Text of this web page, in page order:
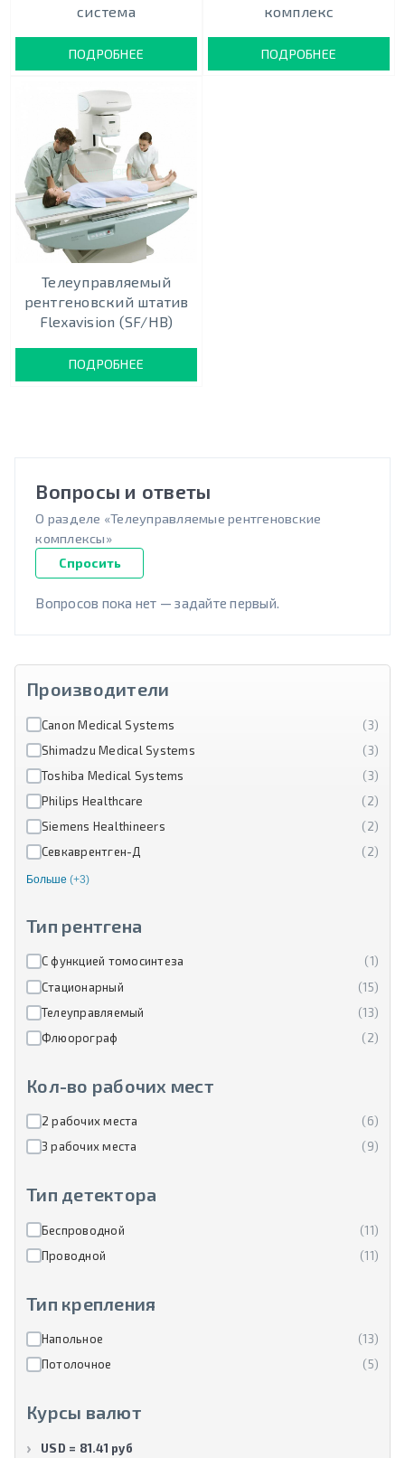
система
ПОДРОБНЕЕ
комплекс
ПОДРОБНЕЕ
Телеуправляемый
рентгеновский штатив
Flexavision (SF/HB)
ПОДРОБНЕЕ
Производители
Canon Medical Systems
(3)
Shimadzu Medical Systems
(3)
Toshiba Medical Systems
(3)
Philips Healthcare
(2)
Siemens Healthineers
(2)
Севкаврентген-Д
(2)
Больше (+3)
Тип рентгена
С функцией томосинтеза
(1)
Стационарный
(15)
Телеуправляемый
(13)
Флюорограф
(2)
Кол-во рабочих мест
2 рабочих места
(6)
3 рабочих места
(9)
Тип детектора
Беспроводной
(11)
Проводной
(11)
Тип крепления
Напольное
(13)
Потолочное
(5)
Курсы валют
USD = 81.41 руб
Вопросы и ответы
О разделе «Телеуправляемые рентгеновские
комплексы»
Спросить
Вопросов пока нет — задайте первый.